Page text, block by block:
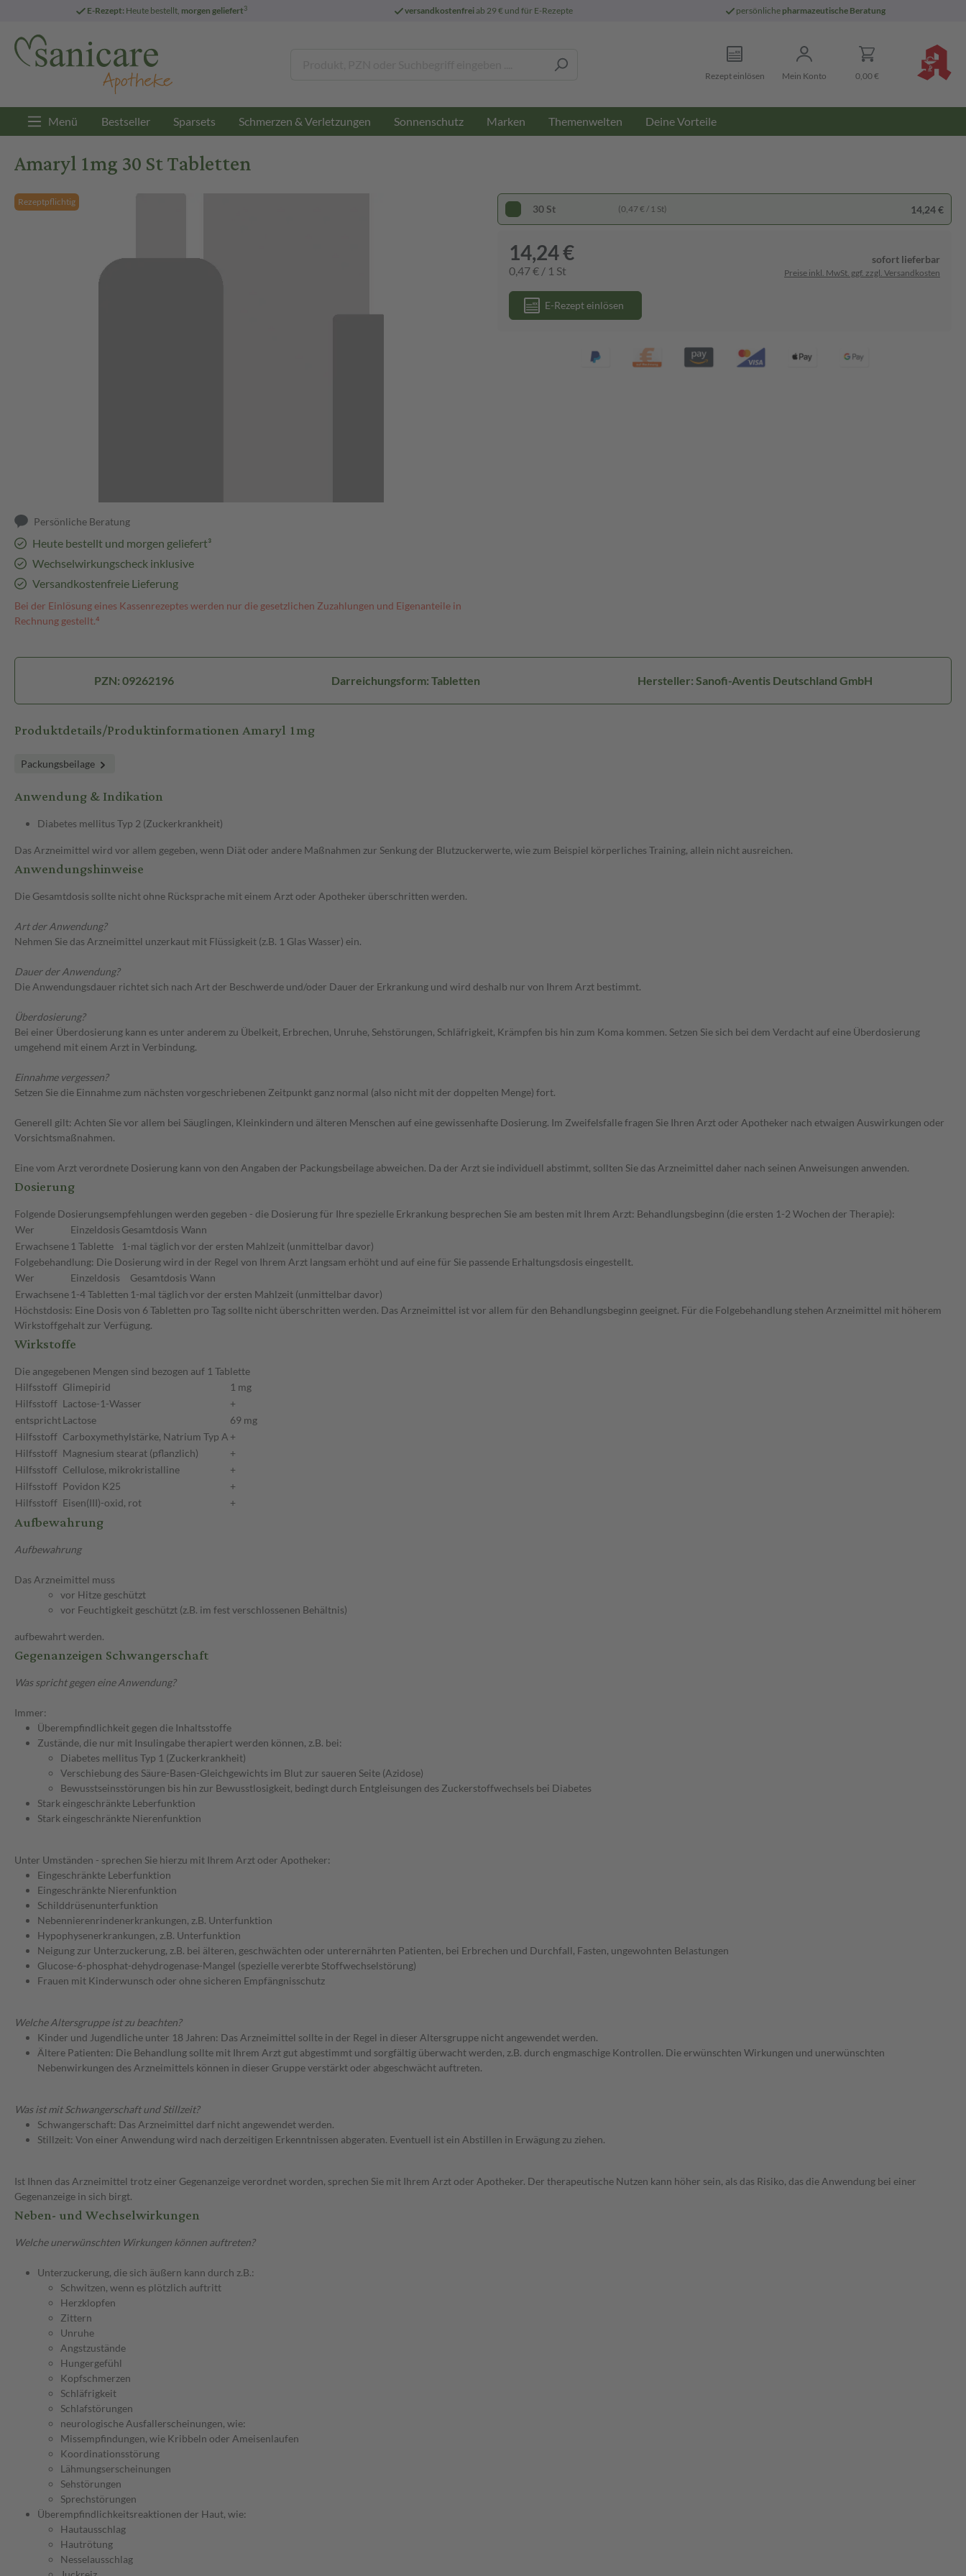
E-Rezept: Heute bestellt, morgen geliefert3 versandkostenfreiab 29 € und für E-Rezepte persönliche pharmazeutische Beratung
Rezept einlösen Mein Konto 0,00 €
Menü Bestseller Sparsets Schmerzen & Verletzungen Sonnenschutz Marken Themenwelten Deine Vorteile
Amaryl 1mg 30 St Tabletten
Rezeptpflichtig
Persönliche Beratung
Heute bestellt und morgen geliefert³
Wechselwirkungscheck inklusive
Versandkostenfreie Lieferung
Bei der Einlösung eines Kassenrezeptes werden nur die gesetzlichen Zuzahlungen und Eigenanteile in
Rechnung gestellt.⁴
30 St (0,47 € / 1 St) 14,24 €
14,24 €
0,47 € / 1 St
sofort lieferbar
Preise inkl. MwSt. ggf. zzgl. Versandkosten
E-Rezept einlösen
PZN: 09262196 Darreichungsform: Tabletten Hersteller: Sanofi-Aventis Deutschland GmbH
Produktdetails/Produktinformationen Amaryl 1mg
Packungsbeilage
Anwendung & Indikation
Diabetes mellitus Typ 2 (Zuckerkrankheit)
Das Arzneimittel wird vor allem gegeben, wenn Diät oder andere Maßnahmen zur Senkung der Blutzuckerwerte, wie zum Beispiel körperliches Training, allein nicht ausreichen.
Anwendungshinweise
Die Gesamtdosis sollte nicht ohne Rücksprache mit einem Arzt oder Apotheker überschritten werden.
Art der Anwendung?
Nehmen Sie das Arzneimittel unzerkaut mit Flüssigkeit (z.B. 1 Glas Wasser) ein.
Dauer der Anwendung?
Die Anwendungsdauer richtet sich nach Art der Beschwerde und/oder Dauer der Erkrankung und wird deshalb nur von Ihrem Arzt bestimmt.
Überdosierung?
Bei einer Überdosierung kann es unter anderem zu Übelkeit, Erbrechen, Unruhe, Sehstörungen, Schläfrigkeit, Krämpfen bis hin zum Koma kommen. Setzen Sie sich bei dem Verdacht auf eine Überdosierung
umgehend mit einem Arzt in Verbindung.
Einnahme vergessen?
Setzen Sie die Einnahme zum nächsten vorgeschriebenen Zeitpunkt ganz normal (also nicht mit der doppelten Menge) fort.
Generell gilt: Achten Sie vor allem bei Säuglingen, Kleinkindern und älteren Menschen auf eine gewissenhafte Dosierung. Im Zweifelsfalle fragen Sie Ihren Arzt oder Apotheker nach etwaigen Auswirkungen oder
Vorsichtsmaßnahmen.
Eine vom Arzt verordnete Dosierung kann von den Angaben der Packungsbeilage abweichen. Da der Arzt sie individuell abstimmt, sollten Sie das Arzneimittel daher nach seinen Anweisungen anwenden.
Dosierung
Folgende Dosierungsempfehlungen werden gegeben - die Dosierung für Ihre spezielle Erkrankung besprechen Sie am besten mit Ihrem Arzt: Behandlungsbeginn (die ersten 1-2 Wochen der Therapie):
Wer
Einzeldosis Gesamtdosis Wann
Erwachsene 1 Tablette 1-mal täglichvor der ersten Mahlzeit (unmittelbar davor)
Folgebehandlung: Die Dosierung wird in der Regel von Ihrem Arzt langsam erhöht und auf eine für Sie passende Erhaltungsdosis eingestellt.
Wer
Einzeldosis Gesamtdosis Wann
Erwachsene 1-4 Tabletten 1-mal täglichvor der ersten Mahlzeit (unmittelbar davor)
Höchstdosis: Eine Dosis von 6 Tabletten pro Tag sollte nicht überschritten werden. Das Arzneimittel ist vor allem für den Behandlungsbeginn geeignet. Für die Folgebehandlung stehen Arzneimittel mit höherem
Wirkstoffgehalt zur Verfügung.
Wirkstoffe
Die angegebenen Mengen sind bezogen auf 1 Tablette
Hilfsstoff Glimepirid
1 mg
Hilfsstoff Lactose-1-Wasser
+
entsprichtLactose
69 mg
Hilfsstoff Carboxymethylstärke, Natrium Typ A +
Hilfsstoff Magnesium stearat (pflanzlich)
+
Hilfsstoff Cellulose, mikrokristalline
+
Hilfsstoff Povidon K25
+
Hilfsstoff Eisen(III)-oxid, rot +
Aufbewahrung
Aufbewahrung
Das Arzneimittel muss
vor Hitze geschützt
vor Feuchtigkeit geschützt (z.B. im fest verschlossenen Behältnis)
aufbewahrt werden.
Gegenanzeigen Schwangerschaft
Was spricht gegen eine Anwendung?
Immer:
Überempfindlichkeit gegen die Inhaltsstoffe
Zustände, die nur mit Insulingabe therapiert werden können, z.B. bei:
Diabetes mellitus Typ 1 (Zuckerkrankheit)
Verschiebung des Säure-Basen-Gleichgewichts im Blut zur saueren Seite (Azidose)
Bewusstseinsstörungen bis hin zur Bewusstlosigkeit, bedingt durch Entgleisungen des Zuckerstoffwechsels bei Diabetes
Stark eingeschränkte Leberfunktion
Stark eingeschränkte Nierenfunktion
Unter Umständen - sprechen Sie hierzu mit Ihrem Arzt oder Apotheker:
Eingeschränkte Leberfunktion
Eingeschränkte Nierenfunktion
Schilddrüsenunterfunktion
Nebennierenrindenerkrankungen, z.B. Unterfunktion
Hypophysenerkrankungen, z.B. Unterfunktion
Neigung zur Unterzuckerung, z.B. bei älteren, geschwächten oder unterernährten Patienten, bei Erbrechen und Durchfall, Fasten, ungewohnten Belastungen
Glucose-6-phosphat-dehydrogenase-Mangel (spezielle vererbte Stoffwechselstörung)
Frauen mit Kinderwunsch oder ohne sicheren Empfängnisschutz
Welche Altersgruppe ist zu beachten?
Kinder und Jugendliche unter 18 Jahren: Das Arzneimittel sollte in der Regel in dieser Altersgruppe nicht angewendet werden.
Ältere Patienten: Die Behandlung sollte mit Ihrem Arzt gut abgestimmt und sorgfältig überwacht werden, z.B. durch engmaschige Kontrollen. Die erwünschten Wirkungen und unerwünschten
Nebenwirkungen des Arzneimittels können in dieser Gruppe verstärkt oder abgeschwächt auftreten.
Was ist mit Schwangerschaft und Stillzeit?
Schwangerschaft: Das Arzneimittel darf nicht angewendet werden.
Stillzeit: Von einer Anwendung wird nach derzeitigen Erkenntnissen abgeraten. Eventuell ist ein Abstillen in Erwägung zu ziehen.
Ist Ihnen das Arzneimittel trotz einer Gegenanzeige verordnet worden, sprechen Sie mit Ihrem Arzt oder Apotheker. Der therapeutische Nutzen kann höher sein, als das Risiko, das die Anwendung bei einer
Gegenanzeige in sich birgt.
Neben- und Wechselwirkungen
Welche unerwünschten Wirkungen können auftreten?
Unterzuckerung, die sich äußern kann durch z.B.:
Schwitzen, wenn es plötzlich auftritt
Herzklopfen
Zittern
Unruhe
Angstzustände
Hungergefühl
Kopfschmerzen
Schläfrigkeit
Schlafstörungen
neurologische Ausfallerscheinungen, wie:
Missempfindungen, wie Kribbeln oder Ameisenlaufen
Koordinationsstörung
Lähmungserscheinungen
Sehstörungen
Sprechstörungen
Überempfindlichkeitsreaktionen der Haut, wie:
Hautausschlag
Hautrötung
Nesselausschlag